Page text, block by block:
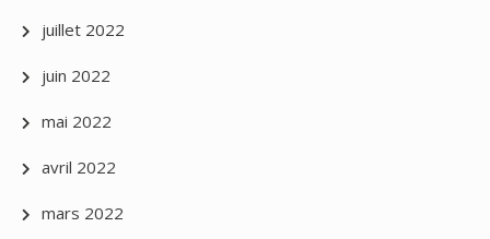
juillet 2022
juin 2022
mai 2022
avril 2022
mars 2022